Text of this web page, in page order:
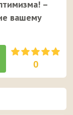
–
вашему
0